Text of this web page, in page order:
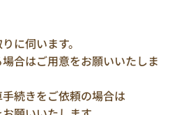
に伺います。
合はご用意をお願いいたしま
続きをご依頼の場合は